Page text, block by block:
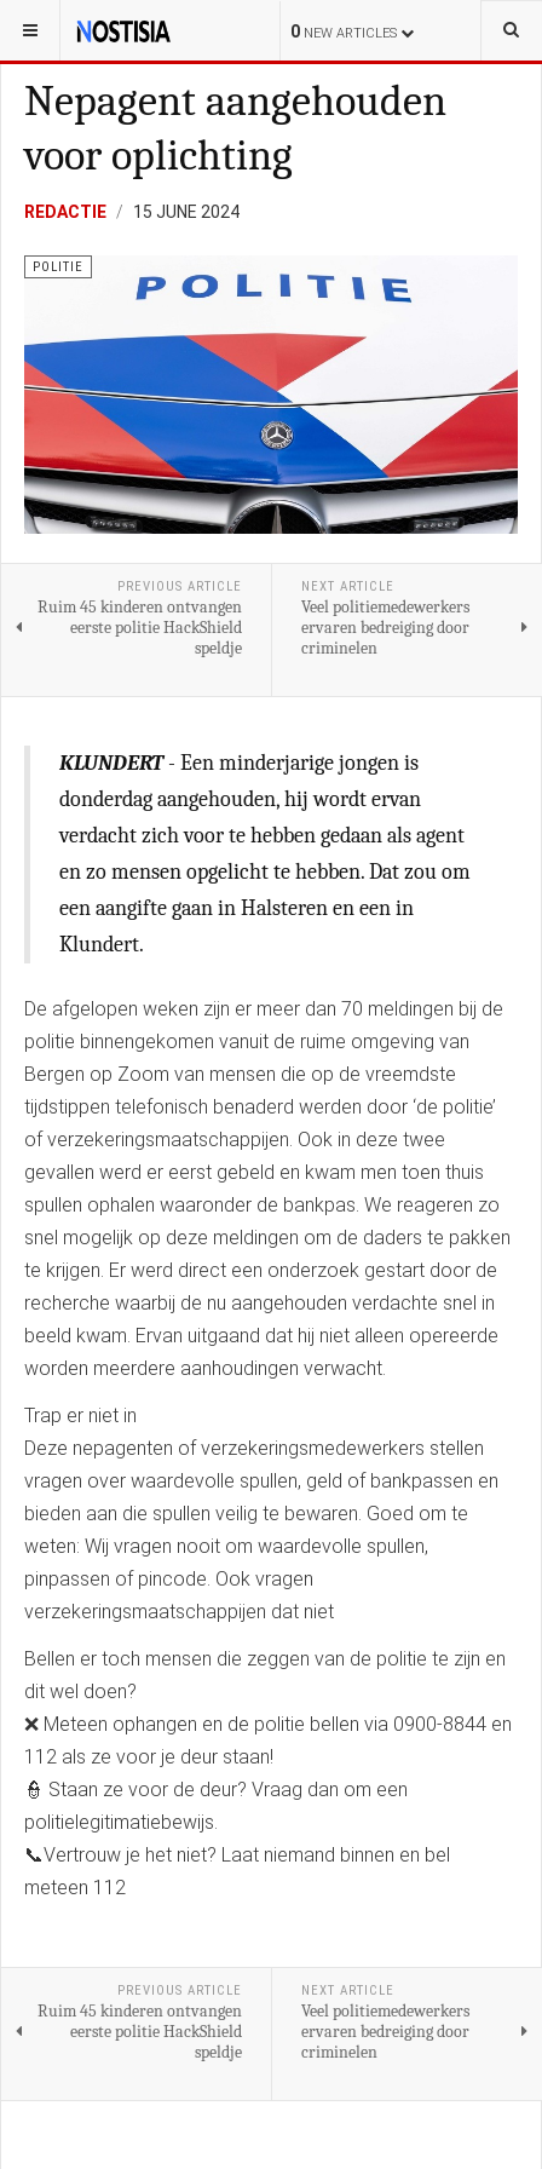
0 NEW ARTICLES
YOU ARE HERE: NEDERLAND POLITIE
Nepagent aangehouden
voor oplichting
REDACTIE 15 JUNE 2024
POLITIE
PREVIOUS ARTICLE
Ruim 45 kinderen ontvangen
eerste politie HackShield
speldje
NEXT ARTICLE
Veel politiemedewerkers
ervaren bedreiging door
criminelen
KLUNDERT - Een minderjarige jongen is
donderdag aangehouden, hij wordt ervan
verdacht zich voor te hebben gedaan als agent
en zo mensen opgelicht te hebben. Dat zou om
een aangifte gaan in Halsteren en een in
Klundert.
De afgelopen weken zijn er meer dan 70 meldingen bij de
politie binnengekomen vanuit de ruime omgeving van
Bergen op Zoom van mensen die op de vreemdste
tijdstippen telefonisch benaderd werden door ‘de politie’
of verzekeringsmaatschappijen. Ook in deze twee
gevallen werd er eerst gebeld en kwam men toen thuis
spullen ophalen waaronder de bankpas. We reageren zo
snel mogelijk op deze meldingen om de daders te pakken
te krijgen. Er werd direct een onderzoek gestart door de
recherche waarbij de nu aangehouden verdachte snel in
beeld kwam. Ervan uitgaand dat hij niet alleen opereerde
worden meerdere aanhoudingen verwacht.
Trap er niet in
Deze nepagenten of verzekeringsmedewerkers stellen
vragen over waardevolle spullen, geld of bankpassen en
bieden aan die spullen veilig te bewaren. Goed om te
weten: Wij vragen nooit om waardevolle spullen,
pinpassen of pincode. Ook vragen
verzekeringsmaatschappijen dat niet
Bellen er toch mensen die zeggen van de politie te zijn en
dit wel doen?
❌ Meteen ophangen en de politie bellen via 0900-8844 en
112 als ze voor je deur staan!
👮 Staan ze voor de deur? Vraag dan om een
politielegitimatiebewijs.
📞Vertrouw je het niet? Laat niemand binnen en bel
meteen 112
PREVIOUS ARTICLE
Ruim 45 kinderen ontvangen
eerste politie HackShield
speldje
NEXT ARTICLE
Veel politiemedewerkers
ervaren bedreiging door
criminelen